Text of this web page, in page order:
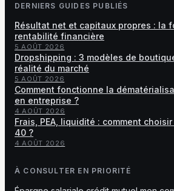
DERNIERS GUIDES PUBLIÉS
Résultat net et capitaux propres : la
rentabilité financière
5 AOÛT 2026
Dropshipping : 3 modèles de
réalité du marché
5 AOÛT 2026
Comment fonctionne la
en entreprise ?
4 AOÛT 2026
Frais, PEA, liquidité : comment choisir
40 ?
4 AOÛT 2026
À CONSULTER EN PRIORITÉ